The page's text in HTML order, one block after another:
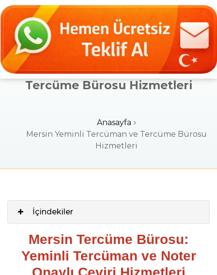
Mersin Yeminli Tercüman ve
Tercüme Bürosu Hizmetleri
Anasayfa
Mersin Yeminli Tercüman ve Tercüme Bürosu
Hizmetleri
İçindekiler
Mersin Tercüme Bürosu:
Yeminli Tercüman ve Noter